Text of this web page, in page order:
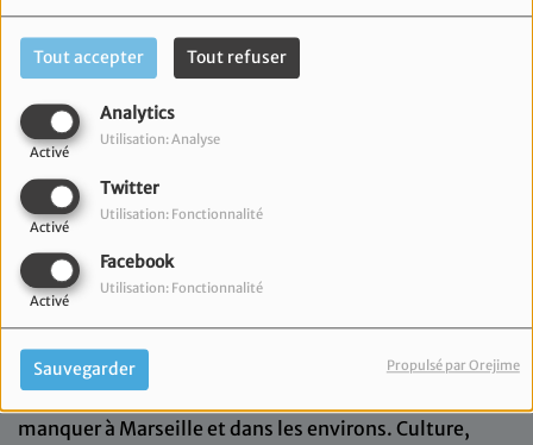
Tout accepter Tout refuser
Analytics
Activé
Utilisation: Analyse
Twitter
Activé
Utilisation: Fonctionnalité
Facebook
Activé
Utilisation: Fonctionnalité
Sauvegarder Propulsé par Orejime
25 juillet 2025
Comme chaque semaine, on vous embarque pour un
manquer à Marseille et dans les environs. Culture,